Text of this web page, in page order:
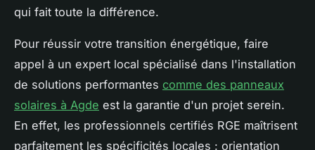
qui fait toute la différence.
Pour réussir votre transition énergétique, faire
appel à un expert local spécialisé dans l'installation
de solutions performantes comme des panneaux
solaires à Agde est la garantie d'un projet serein.
En effet, les professionnels certifiés RGE maîtrisent
parfaitement les spécificités locales : orientation